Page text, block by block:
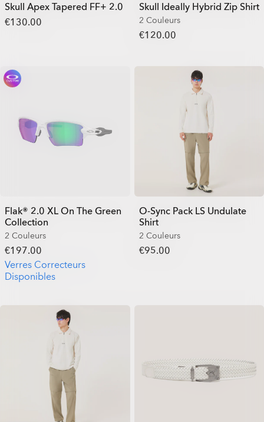
Skull Apex Tapered FF+ 2.0
€130.00
Skull Ideally Hybrid Zip Shirt
2 Couleurs
€120.00
Flak® 2.0 XL On The Green
Collection
2 Couleurs
€197.00
Verres Correcteurs
Disponibles
O-Sync Pack LS Undulate
Shirt
2 Couleurs
€95.00